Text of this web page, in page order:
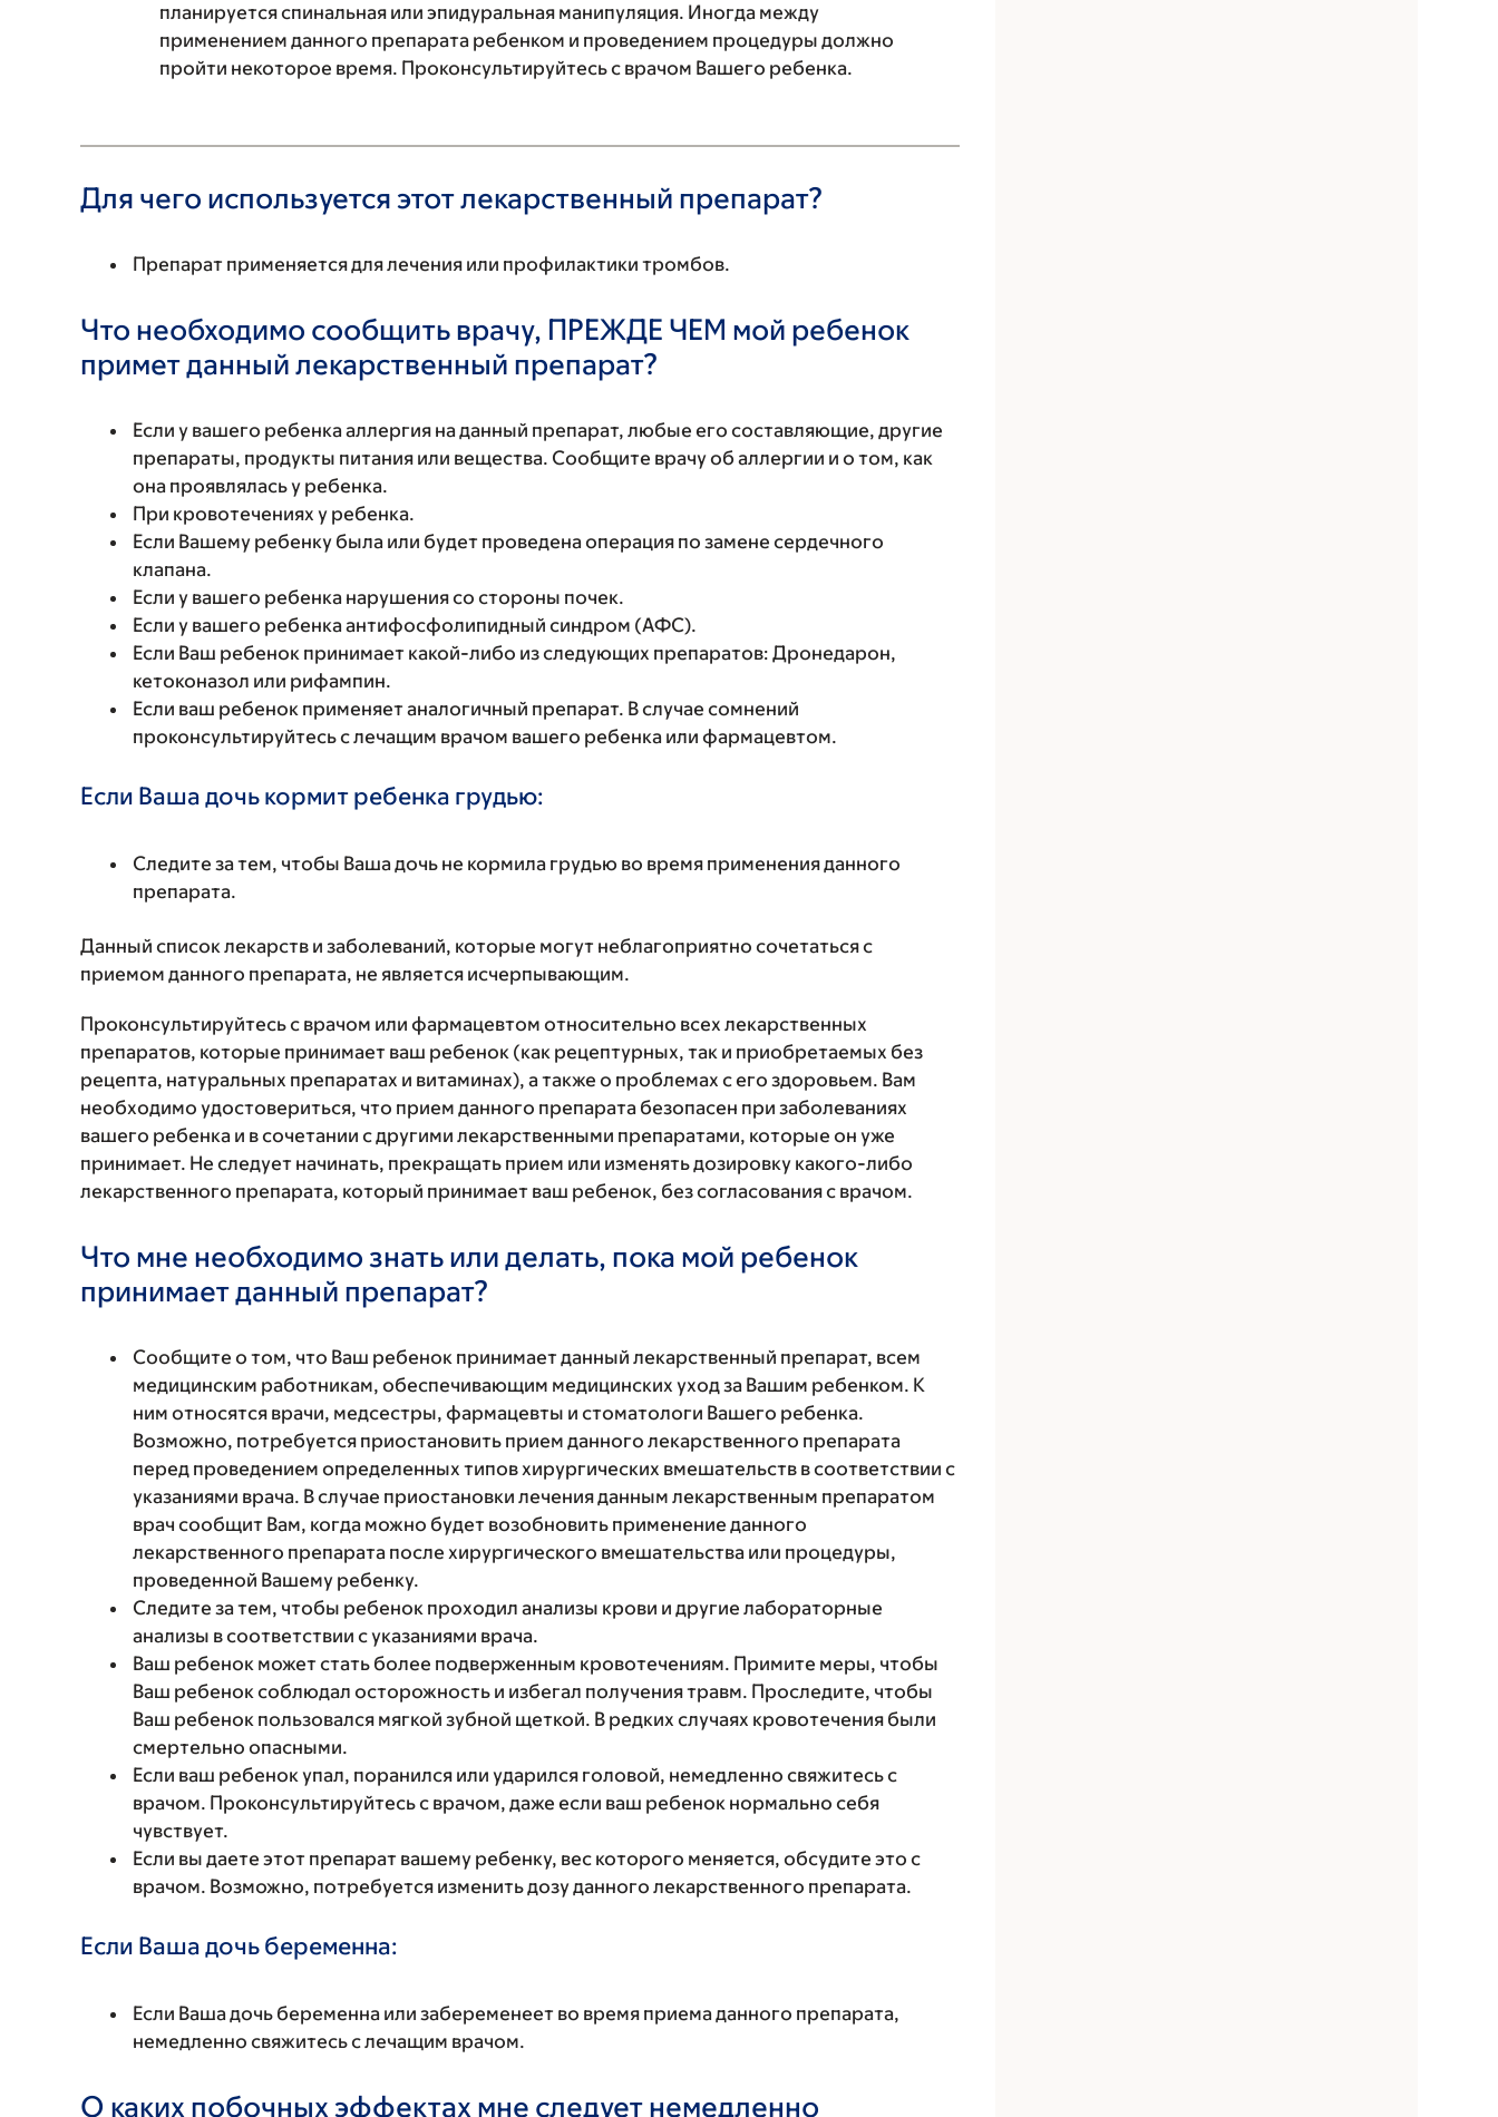
планируется спинальная или эпидуральная манипуляция. Иногда между
применением данного препарата ребенком и проведением процедуры должно
пройти некоторое время. Проконсультируйтесь с врачом Вашего ребенка.
Для чего используется этот лекарственный препарат?
Препарат применяется для лечения или профилактики тромбов.
Что необходимо сообщить врачу, ПРЕЖДЕ ЧЕМ мой ребенок
примет данный лекарственный препарат?
Если у вашего ребенка аллергия на данный препарат, любые его составляющие, другие
препараты, продукты питания или вещества. Сообщите врачу об аллергии и о том, как
она проявлялась у ребенка.
При кровотечениях у ребенка.
Если Вашему ребенку была или будет проведена операция по замене сердечного
клапана.
Если у вашего ребенка нарушения со стороны почек.
Если у вашего ребенка антифосфолипидный синдром (АФС).
Если Ваш ребенок принимает какой-либо из следующих препаратов: Дронедарон,
кетоконазол или рифампин.
Если ваш ребенок применяет аналогичный препарат. В случае сомнений
проконсультируйтесь с лечащим врачом вашего ребенка или фармацевтом.
Если Ваша дочь кормит ребенка грудью:
Следите за тем, чтобы Ваша дочь не кормила грудью во время применения данного
препарата.
Данный список лекарств и заболеваний, которые могут неблагоприятно сочетаться с
приемом данного препарата, не является исчерпывающим.
Проконсультируйтесь с врачом или фармацевтом относительно всех лекарственных
препаратов, которые принимает ваш ребенок (как рецептурных, так и приобретаемых без
рецепта, натуральных препаратах и витаминах), а также о проблемах с его здоровьем. Вам
необходимо удостовериться, что прием данного препарата безопасен при заболеваниях
вашего ребенка и в сочетании с другими лекарственными препаратами, которые он уже
принимает. Не следует начинать, прекращать прием или изменять дозировку какого-либо
лекарственного препарата, который принимает ваш ребенок, без согласования с врачом.
Что мне необходимо знать или делать, пока мой ребенок
принимает данный препарат?
Сообщите о том, что Ваш ребенок принимает данный лекарственный препарат, всем
медицинским работникам, обеспечивающим медицинских уход за Вашим ребенком. К
ним относятся врачи, медсестры, фармацевты и стоматологи Вашего ребенка.
Возможно, потребуется приостановить прием данного лекарственного препарата
перед проведением определенных типов хирургических вмешательств в соответствии с
указаниями врача. В случае приостановки лечения данным лекарственным препаратом
врач сообщит Вам, когда можно будет возобновить применение данного
лекарственного препарата после хирургического вмешательства или процедуры,
проведенной Вашему ребенку.
Следите за тем, чтобы ребенок проходил анализы крови и другие лабораторные
анализы в соответствии с указаниями врача.
Ваш ребенок может стать более подверженным кровотечениям. Примите меры, чтобы
Ваш ребенок соблюдал осторожность и избегал получения травм. Проследите, чтобы
Ваш ребенок пользовался мягкой зубной щеткой. В редких случаях кровотечения были
смертельно опасными.
Если ваш ребенок упал, поранился или ударился головой, немедленно свяжитесь с
врачом. Проконсультируйтесь с врачом, даже если ваш ребенок нормально себя
чувствует.
Если вы даете этот препарат вашему ребенку, вес которого меняется, обсудите это с
врачом. Возможно, потребуется изменить дозу данного лекарственного препарата.
Если Ваша дочь беременна:
Если Ваша дочь беременна или забеременеет во время приема данного препарата,
немедленно свяжитесь с лечащим врачом.
О каких побочных эффектах мне следует немедленно